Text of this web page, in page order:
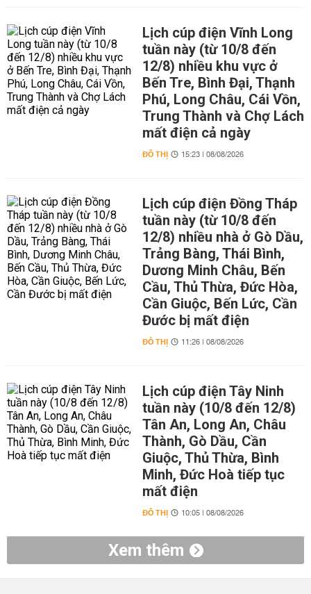
Lịch cúp điện Vĩnh Long
tuần này (từ 10/8 đến
12/8) nhiều khu vực ở
Bến Tre, Bình Đại, Thạnh
Phú, Long Châu, Cái Vồn,
Trung Thành và Chợ Lách
mất điện cả ngày
ĐÔ THỊ 15:23 | 08/08/2026
Lịch cúp điện Đồng Tháp
tuần này (từ 10/8 đến
12/8) nhiều nhà ở Gò Dầu,
Trảng Bàng, Thái Bình,
Dương Minh Châu, Bến
Cầu, Thủ Thừa, Đức Hòa,
Cần Giuộc, Bến Lức, Cần
Đước bị mất điện
ĐÔ THỊ 11:26 | 08/08/2026
Lịch cúp điện Tây Ninh
tuần này (10/8 đến 12/8)
Tân An, Long An, Châu
Thành, Gò Dầu, Cần
Giuộc, Thủ Thừa, Bình
Minh, Đức Hoà tiếp tục
mất điện
ĐÔ THỊ 10:05 | 08/08/2026
Xem thêm